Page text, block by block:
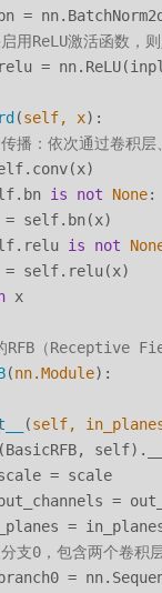
=
用ReLU激活函数，则
=
(self, x):
播：依次通过卷积层
is not None:
self.bn(x)
is not
self.relu(x)
x
RFB（Receptive
(nn.Module):
(self,
= scale
=
=
支0，包含两个卷积
=